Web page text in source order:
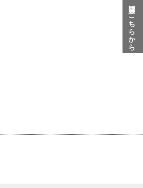
質問はこちらから